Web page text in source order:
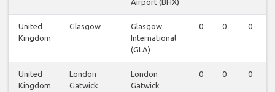
Airport (BHX)
United
Kingdom
Glasgow
Glasgow
International
(GLA)
0 0 0
United
Kingdom
London
Gatwick
London
Gatwick
0 0 0